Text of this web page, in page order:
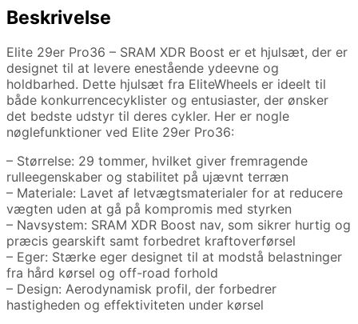
Beskrivelse
Elite 29er Pro36 – SRAM XDR Boost er et hjulsæt, der er
designet til at levere enestående ydeevne og
holdbarhed. Dette hjulsæt fra EliteWheels er ideelt til
både konkurrencecyklister og entusiaster, der ønsker
det bedste udstyr til deres cykler. Her er nogle
nøglefunktioner ved Elite 29er Pro36:
– Størrelse: 29 tommer, hvilket giver fremragende
rulleegenskaber og stabilitet på ujævnt terræn
– Materiale: Lavet af letvægtsmaterialer for at reducere
vægten uden at gå på kompromis med styrken
– Navsystem: SRAM XDR Boost nav, som sikrer hurtig og
præcis gearskift samt forbedret kraftoverførsel
– Eger: Stærke eger designet til at modstå belastninger
fra hård kørsel og off-road forhold
– Design: Aerodynamisk profil, der forbedrer
hastigheden og effektiviteten under kørsel